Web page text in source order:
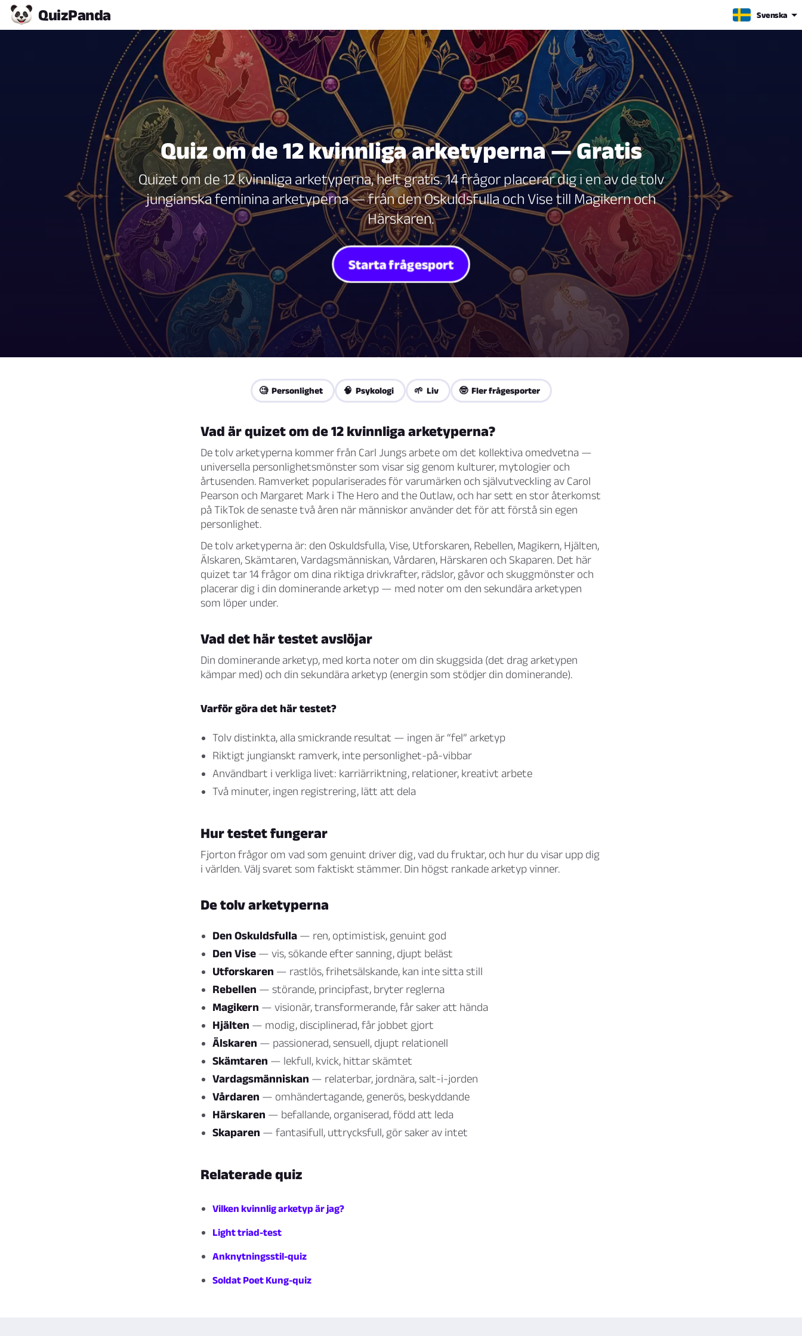
QuizPanda Svenska
Quiz om de 12 kvinnliga arketyperna — Gratis
Quizet om de 12 kvinnliga arketyperna, helt gratis. 14 frågor placerar dig i en av de tolv
jungianska feminina arketyperna — från den Oskuldsfulla och Vise till Magikern och
Härskaren.
Starta frågesport
🧐 Personlighet 🧠 Psykologi 🌱 Liv 🤓 Fler frågesporter
Vad är quizet om de 12 kvinnliga arketyperna?
De tolv arketyperna kommer från Carl Jungs arbete om det kollektiva omedvetna —
universella personlighetsmönster som visar sig genom kulturer, mytologier och
årtusenden. Ramverket populariserades för varumärken och självutveckling av Carol
Pearson och Margaret Mark i The Hero and the Outlaw, och har sett en stor återkomst
på TikTok de senaste två åren när människor använder det för att förstå sin egen
personlighet.
De tolv arketyperna är: den Oskuldsfulla, Vise, Utforskaren, Rebellen, Magikern, Hjälten,
Älskaren, Skämtaren, Vardagsmänniskan, Vårdaren, Härskaren och Skaparen. Det här
quizet tar 14 frågor om dina riktiga drivkrafter, rädslor, gåvor och skuggmönster och
placerar dig i din dominerande arketyp — med noter om den sekundära arketypen
som löper under.
Vad det här testet avslöjar
Din dominerande arketyp, med korta noter om din skuggsida (det drag arketypen
kämpar med) och din sekundära arketyp (energin som stödjer din dominerande).
Varför göra det här testet?
Tolv distinkta, alla smickrande resultat — ingen är “fel” arketyp
Riktigt jungianskt ramverk, inte personlighet-på-vibbar
Användbart i verkliga livet: karriärriktning, relationer, kreativt arbete
Två minuter, ingen registrering, lätt att dela
Hur testet fungerar
Fjorton frågor om vad som genuint driver dig, vad du fruktar, och hur du visar upp dig
i världen. Välj svaret som faktiskt stämmer. Din högst rankade arketyp vinner.
De tolv arketyperna
Den Oskuldsfulla — ren, optimistisk, genuint god
Den Vise — vis, sökande efter sanning, djupt beläst
Utforskaren — rastlös, frihetsälskande, kan inte sitta still
Rebellen — störande, principfast, bryter reglerna
Magikern — visionär, transformerande, får saker att hända
Hjälten — modig, disciplinerad, får jobbet gjort
Älskaren — passionerad, sensuell, djupt relationell
Skämtaren — lekfull, kvick, hittar skämtet
Vardagsmänniskan — relaterbar, jordnära, salt-i-jorden
Vårdaren — omhändertagande, generös, beskyddande
Härskaren — befallande, organiserad, född att leda
Skaparen — fantasifull, uttrycksfull, gör saker av intet
Relaterade quiz
Vilken kvinnlig arketyp är jag?
Light triad-test
Anknytningsstil-quiz
Soldat Poet Kung-quiz